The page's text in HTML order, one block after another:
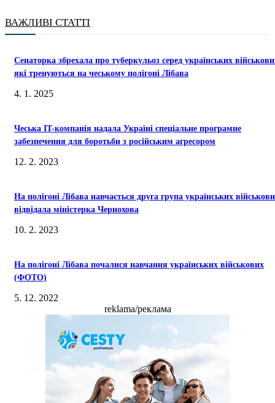
ВАЖЛИВІ СТАТТІ
Сенаторка збрехала про туберкульоз серед українських
які тренуються на чеському полігоні Лібава
4. 1. 2025
Чеська IT-компанія надала Україні спеціальне програмне
забезпечення для боротьби з російським агресором
12. 2. 2023
На полігоні Лібава навчається друга група українських
відвідала міністерка Чернохова
10. 2. 2023
На полігоні Лібава почалися навчання українських військових
(ФОТО)
5. 12. 2022
reklama/реклама